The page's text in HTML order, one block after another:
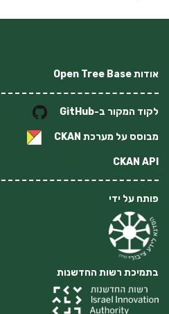
אודות Open Tree Base
לקוד המקור ב-GitHub
מבוסס על מערכת CKAN
CKAN API
פותח על ידי
בתמיכת רשות החדשנות